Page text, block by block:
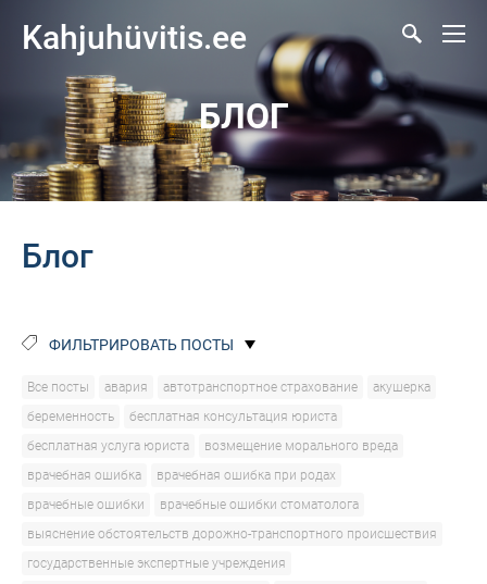
Kahjuhüvitis.ee
БЛОГ
Блог
ФИЛЬТРИРОВАТЬ ПОСТЫ
Все посты авария автотранспортное страхование
акушерка
беременность
бесплатная консультация юриста
бесплатная услуга юриста
возмещение морального вреда
врачебная ошибка
врачебная ошибка при родах
врачебные ошибки
врачебные ошибки стоматолога
выяснение обстоятельств дорожно-транспортного происшествия
государственные экспертные учреждения